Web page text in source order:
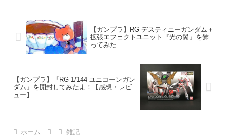
【ガンプラ】RG デスティニーガンダム＋
拡張エフェクトユニット『光の翼』を飾
ってみた
【ガンプラ】『RG 1/144 ユニコーンガン
ダム』を開封してみたよ！【感想・レビ
ュー】
ホーム 雑記